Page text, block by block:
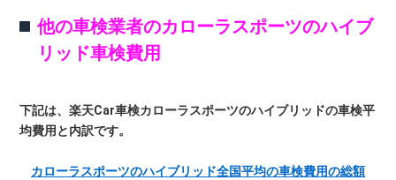
他の車検業者のカローラスポーツのハイブ
リッド車検費用
下記は、楽天Car車検カローラスポーツのハイブリッドの車検平
均費用と内訳です。
カローラスポーツのハイブリッド全国平均の車検費用の総額